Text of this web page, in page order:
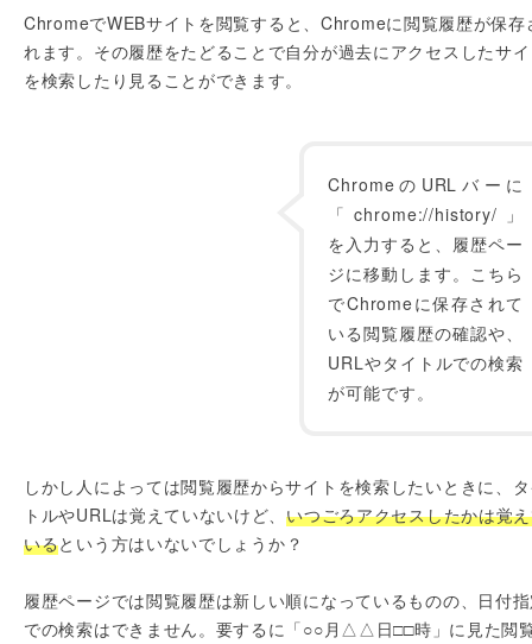
ChromeでWEBサイトを閲覧すると、Chromeに閲覧履歴が保存
れます。その履歴をたどることで自分が過去にアクセスしたサ
を検索したり見ることができます。
ChromeのURLバーに
「chrome://history/」
を入力すると、履歴ペー
ジに移動します。こちら
でChromeに保存されて
いる閲覧履歴の確認や、
URLやタイトルでの検索
が可能です。
しかし人によっては閲覧履歴からサイトを検索したいときに、
トルやURLは覚えていないけど、いつごろアクセスしたかは覚
いるという方はいないでしょうか？
履歴ページでは閲覧履歴は新しい順になっているものの、日付
での検索はできません。要するに「○○月△△日□□時」に見た閲